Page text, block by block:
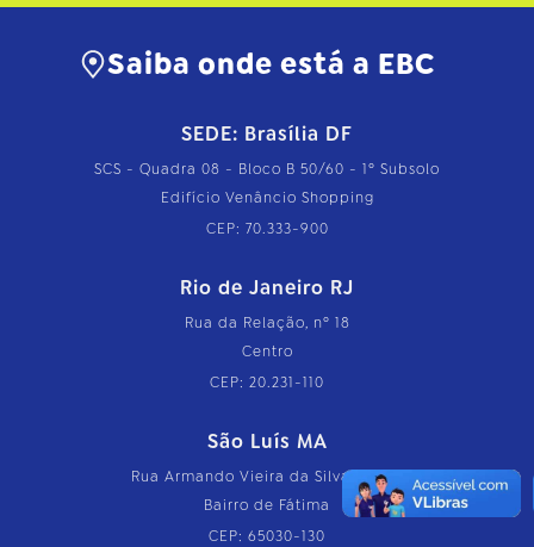
Saiba onde está a EBC
SEDE: Brasília DF
SCS - Quadra 08 - Bloco B 50/60 - 1º Subsolo
Edifício Venâncio Shopping
CEP: 70.333-900
Rio de Janeiro RJ
Rua da Relação, nº 18
Centro
CEP: 20.231-110
São Luís MA
Rua Armando Vieira da Silva, nº 126
Bairro de Fátima
CEP: 65030-130